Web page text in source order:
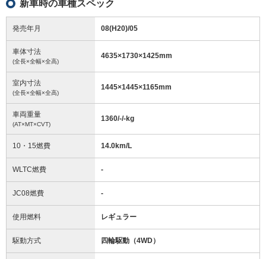
新車時の車種スペック
発売年月 08(H20)/05
車体寸法
(全長×全幅×全高)
4635×1730×1425mm
室内寸法
(全長×全幅×全高)
1445×1445×1165mm
車両重量
(AT×MT×CVT)
1360/-/-kg
10・15燃費 14.0km/L
WLTC燃費 -
JC08燃費 -
使用燃料 レギュラー
駆動方式 四輪駆動（4WD）